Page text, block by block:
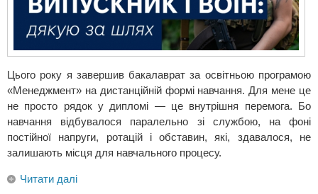
Цього року я завершив бакалаврат за освітньою програмою
«Менеджмент» на дистанційній формі навчання. Для мене це
не просто рядок у дипломі — це внутрішня перемога. Бо
навчання відбувалося паралельно зі службою, на фоні
постійної напруги, ротацій і обставин, які, здавалося, не
залишають місця для навчального процесу.
Читати далі